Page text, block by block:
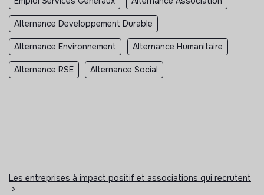
Alternance Developpement Durable
Alternance Environnement Alternance Humanitaire
Alternance RSE Alternance Social
Les entreprises à impact positif et associations qui recrutent
>